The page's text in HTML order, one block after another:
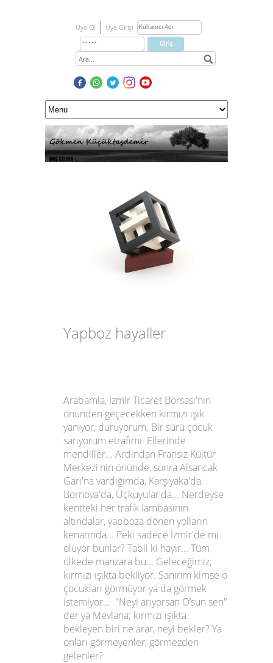
Üye Ol Üye Girişi
Yapboz hayaller
Arabamla, İzmir Ticaret Borsası'nın
önünden geçecekken kırmızı ışık
yanıyor, duruyorum. Bir sürü çocuk
sarıyorum etrafımı. Ellerinde
mendiller... Ardından Fransız Kültür
Merkezi'nin önünde, sonra Alsancak
Garı'na vardığımda, Karşıyaka'da,
Bornova'da, Üçkuyular'da... Nerdeyse
kentteki her trafik lambasının
altındalar, yapboza dönen yolların
kenarında... Peki sadece İzmir'de mi
oluyor bunlar? Tabii ki hayır... Tüm
ülkede manzara bu... Geleceğimiz,
kırmızı ışıkta bekliyor. Sanırım kimse o
çocukları görmüyor ya da görmek
istemiyor... "Neyi arıyorsan O’sun sen"
der ya Mevlana; kırmızı ışıkta
bekleyen biri ne arar, neyi bekler? Ya
onları görmeyenler, görmezden
gelenler?